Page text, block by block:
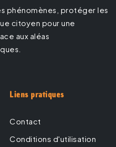
phénomènes, protéger les
citoyen pour une
aux aléas
Liens pratiques
Contact
Conditions d'utilisation